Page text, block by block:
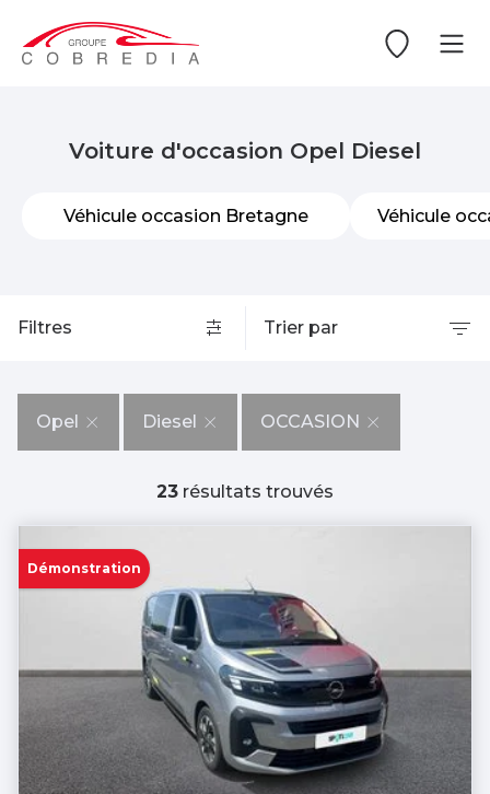
Voiture d'occasion Opel Diesel
Véhicule occasion Bretagne Véhicule
Trier par
Filtres
Opel Diesel OCCASION
23 résultats trouvés
Démonstration